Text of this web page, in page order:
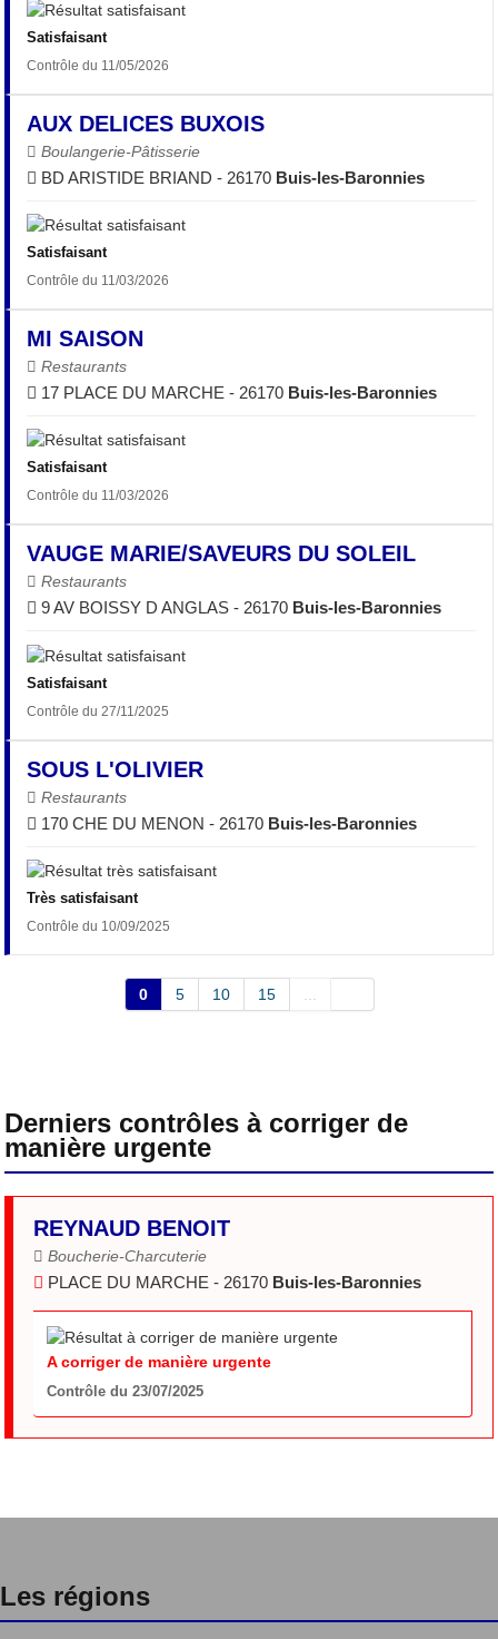
Satisfaisant
Contrôle du 11/05/2026
AUX DELICES BUXOIS
Boulangerie-Pâtisserie
BD ARISTIDE BRIAND - 26170 Buis-les-Baronnies
Satisfaisant
Contrôle du 11/03/2026
MI SAISON
Restaurants
17 PLACE DU MARCHE - 26170 Buis-les-Baronnies
Satisfaisant
Contrôle du 11/03/2026
VAUGE MARIE/SAVEURS DU SOLEIL
Restaurants
9 AV BOISSY D ANGLAS - 26170 Buis-les-Baronnies
Satisfaisant
Contrôle du 27/11/2025
SOUS L'OLIVIER
Restaurants
170 CHE DU MENON - 26170 Buis-les-Baronnies
Très satisfaisant
Contrôle du 10/09/2025
0 5 10 15
Derniers contrôles à corriger de
manière urgente
REYNAUD BENOIT
Boucherie-Charcuterie
PLACE DU MARCHE - 26170 Buis-les-Baronnies
A corriger de manière urgente
Contrôle du 23/07/2025
Les régions